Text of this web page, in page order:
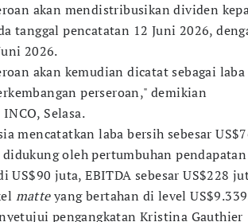
akan mendistribusikan dividen
tanggal pencatatan 12 Juni 2026,
2026.
akan kemudian dicatat sebagai laba
perseroan," demikian
Selasa.
mencatatkan laba bersih sebesar
oleh pertumbuhan pendapatan
US$90 juta, EBITDA sebesar US$228
matteyang bertahan di level
pengangkatan Kristina Gauthier